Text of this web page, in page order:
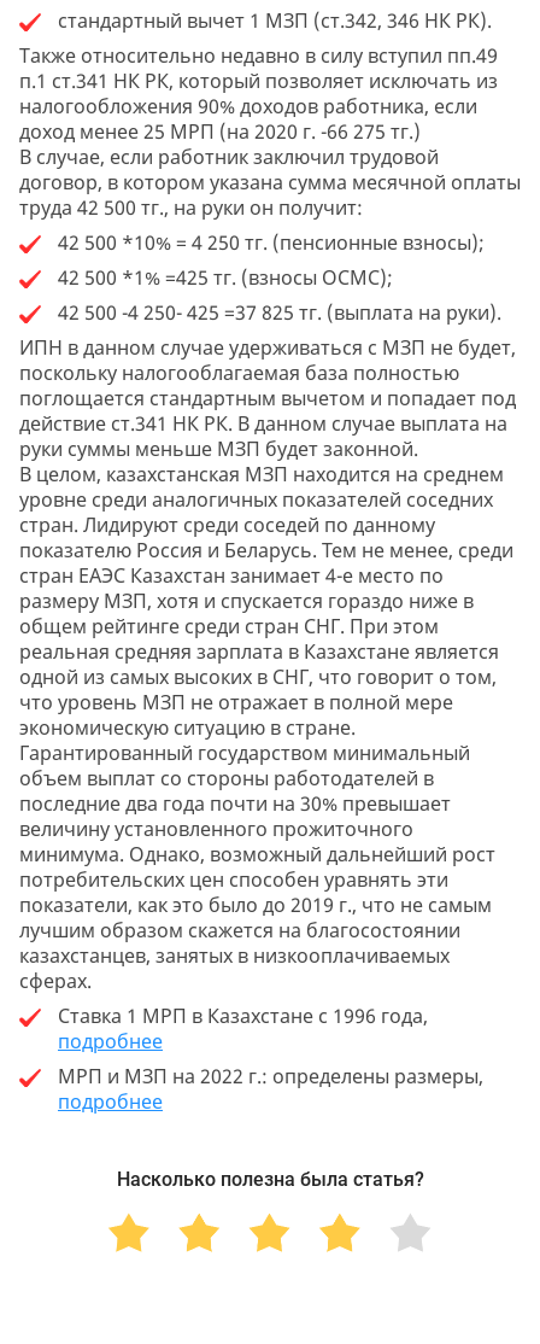
стандартный вычет 1 МЗП (ст.342, 346 НК РК).
Также относительно недавно в силу вступил пп.49
п.1 ст.341 НК РК, который позволяет исключать из
налогообложения 90% доходов работника, если
доход менее 25 МРП (на 2020 г. -66 275 тг.)
В случае, если работник заключил трудовой
договор, в котором указана сумма месячной оплаты
труда 42 500 тг., на руки он получит:
42 500 *10% = 4 250 тг. (пенсионные взносы);
42 500 *1% =425 тг. (взносы ОСМС);
42 500 -4 250- 425 =37 825 тг. (выплата на руки).
ИПН в данном случае удерживаться с МЗП не будет,
поскольку налогооблагаемая база полностью
поглощается стандартным вычетом и попадает под
действие ст.341 НК РК. В данном случае выплата на
руки суммы меньше МЗП будет законной.
В целом, казахстанская МЗП находится на среднем
уровне среди аналогичных показателей соседних
стран. Лидируют среди соседей по данному
показателю Россия и Беларусь. Тем не менее, среди
стран ЕАЭС Казахстан занимает 4-е место по
размеру МЗП, хотя и спускается гораздо ниже в
общем рейтинге среди стран СНГ. При этом
реальная средняя зарплата в Казахстане является
одной из самых высоких в СНГ, что говорит о том,
что уровень МЗП не отражает в полной мере
экономическую ситуацию в стране.
Гарантированный государством минимальный
объем выплат со стороны работодателей в
последние два года почти на 30% превышает
величину установленного прожиточного
минимума. Однако, возможный дальнейший рост
потребительских цен способен уравнять эти
показатели, как это было до 2019 г., что не самым
лучшим образом скажется на благосостоянии
казахстанцев, занятых в низкооплачиваемых
сферах.
Ставка 1 МРП в Казахстане с 1996 года,
подробнее
МРП и МЗП на 2022 г.: определены размеры,
подробнее
Насколько полезна была статья?